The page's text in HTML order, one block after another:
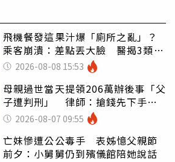
飛機餐發這果汁爆「廁所之亂」？
乘客崩潰：差點丟大臉 醫揭3類人
別亂喝
2026-08-08 15:53
母親過世當天提領206萬辦後事「父
子遭判刑」 律師：搶錢先下手是
罪 2026-08-07 09:55
亡妹慘遭公公毒手 表姊憶父親節
前夕：小舅舅仍到殯儀館陪她說話